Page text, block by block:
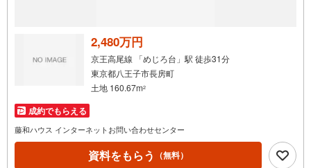
2,480万円
京王高尾線 「めじろ台」駅 徒歩31分
東京都八王子市長房町
土地 160.67m2
成約でもらえる
藤和ハウス インターネットお問い合わせセンター
資料をもらう （無料）